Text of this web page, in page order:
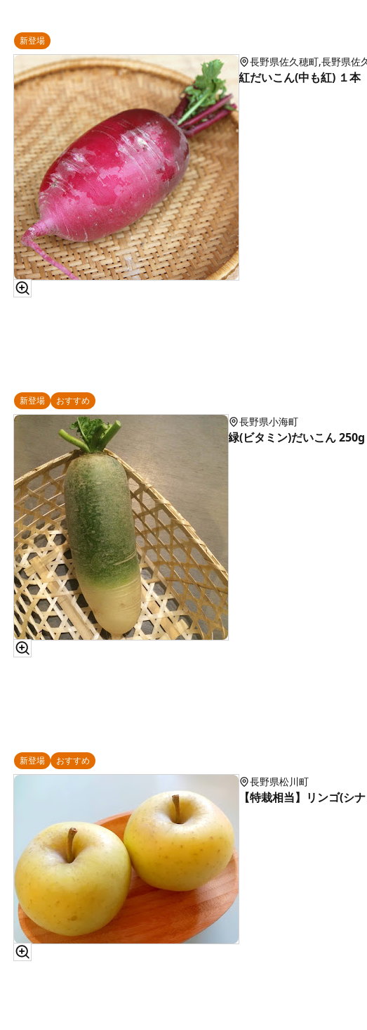
新登場
長野県佐久穂町,長野県佐
紅だいこん(中も紅) １本
新登場 おすすめ
長野県小海町
緑(ビタミン)だいこん 250g
新登場 おすすめ
長野県松川町
【特栽相当】リンゴ(シ